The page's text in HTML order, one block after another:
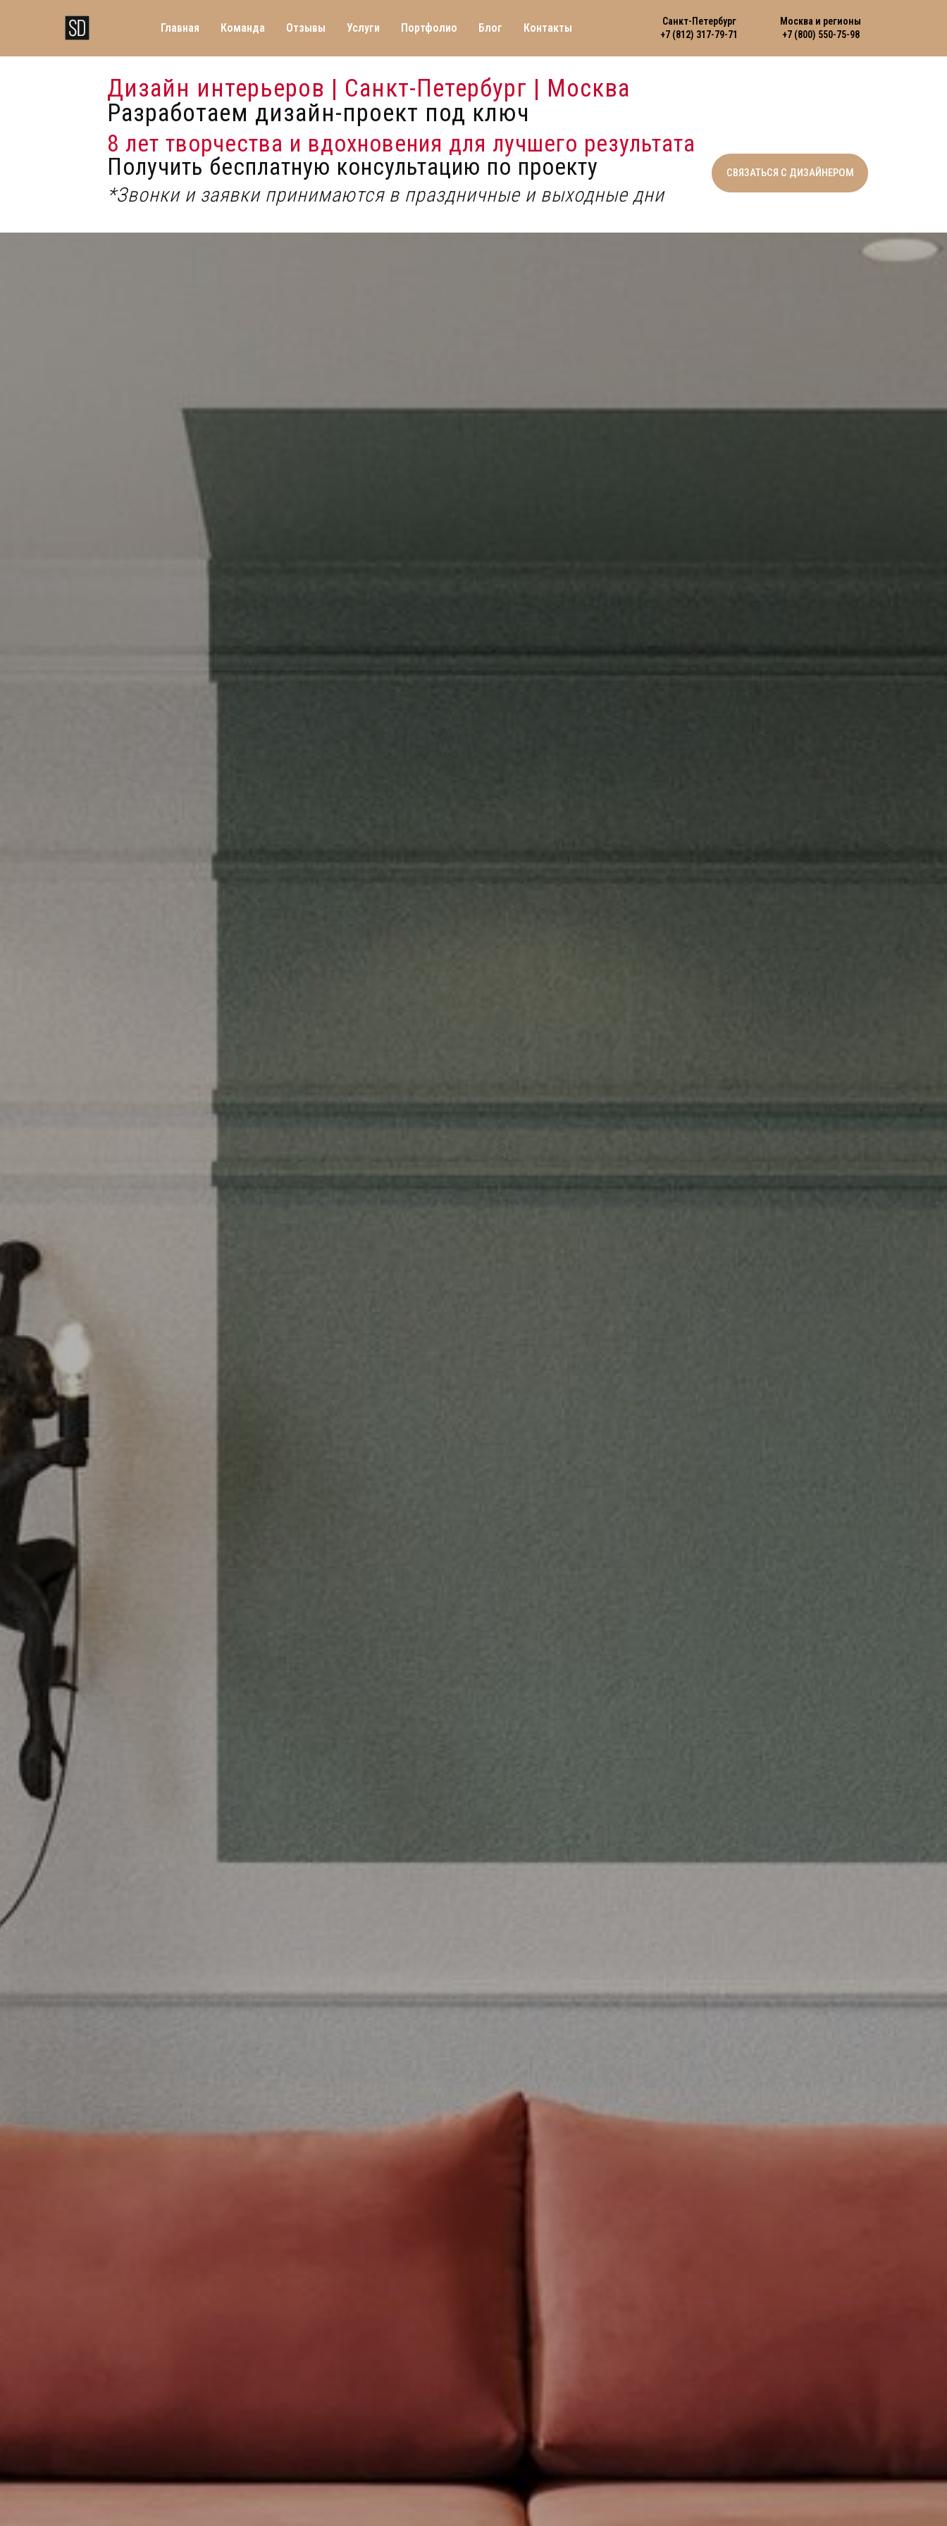
Главная Команда Отзывы Услуги Портфолио Блог Контакты
Санкт-Петербург
+7 (812) 317-79-71
Москва и регионы
+7 (800) 550-75-98
СВЯЗАТЬСЯ С ДИЗАЙНЕРОМ
Дизайн интерьеров | Санкт-Петербург | Москва
Разработаем дизайн-проект под ключ
*Звонки и заявки принимаются в праздничные и выходные дни
8 лет творчества и вдохновения для лучшего результата
Получить бесплатную консультацию по проекту